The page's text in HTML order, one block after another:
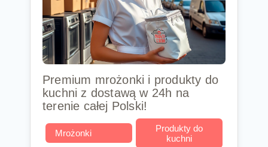
Premium mrożonki i produkty do
kuchni z dostawą w 24h na
terenie całej Polski!
Mrożonki
Produkty do
kuchni